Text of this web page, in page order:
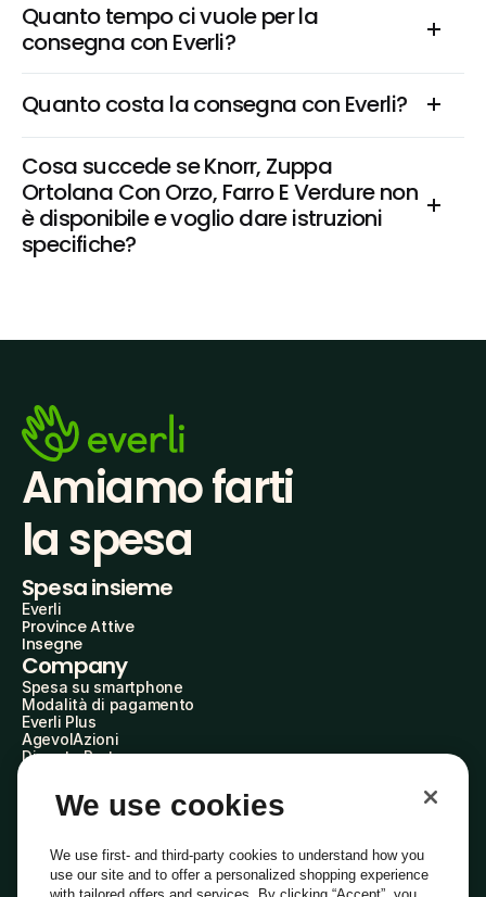
Quanto tempo ci vuole per la
consegna con Everli?
Quanto costa la consegna con Everli?
Cosa succede se Knorr, Zuppa
Ortolana Con Orzo, Farro E Verdure non
è disponibile e voglio dare istruzioni
specifiche?
Amiamo farti
la spesa
Spesa insieme
Everli
Province Attive
Insegne
Company
Spesa su smartphone
Modalità di pagamento
Everli Plus
AgevolAzioni
Diventa Partner
Everli Shoppers
About Us
Everli News
Domande frequenti
Lavora con noi
We use cookies
We use first- and third-party cookies to understand how you
use our site and to offer a personalized shopping experience